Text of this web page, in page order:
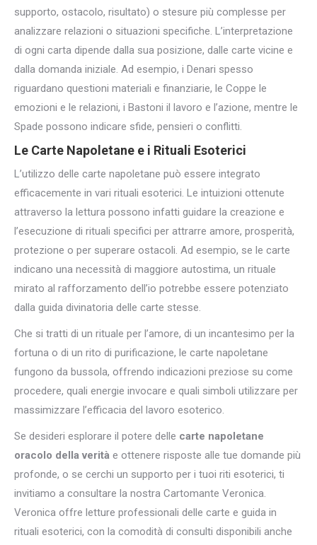
supporto, ostacolo, risultato) o stesure più complesse per
analizzare relazioni o situazioni specifiche. L’interpretazione
di ogni carta dipende dalla sua posizione, dalle carte vicine e
dalla domanda iniziale. Ad esempio, i Denari spesso
riguardano questioni materiali e finanziarie, le Coppe le
emozioni e le relazioni, i Bastoni il lavoro e l’azione, mentre le
Spade possono indicare sfide, pensieri o conflitti.
Le Carte Napoletane e i Rituali Esoterici
L’utilizzo delle carte napoletane può essere integrato
efficacemente in vari rituali esoterici. Le intuizioni ottenute
attraverso la lettura possono infatti guidare la creazione e
l’esecuzione di rituali specifici per attrarre amore, prosperità,
protezione o per superare ostacoli. Ad esempio, se le carte
indicano una necessità di maggiore autostima, un rituale
mirato al rafforzamento dell’io potrebbe essere potenziato
dalla guida divinatoria delle carte stesse.
Che si tratti di un rituale per l’amore, di un incantesimo per la
fortuna o di un rito di purificazione, le carte napoletane
fungono da bussola, offrendo indicazioni preziose su come
procedere, quali energie invocare e quali simboli utilizzare per
massimizzare l’efficacia del lavoro esoterico.
Se desideri esplorare il potere delle carte napoletane
oracolo della verità e ottenere risposte alle tue domande più
profonde, o se cerchi un supporto per i tuoi riti esoterici, ti
invitiamo a consultare la nostra Cartomante Veronica.
Veronica offre letture professionali delle carte e guida in
rituali esoterici, con la comodità di consulti disponibili anche